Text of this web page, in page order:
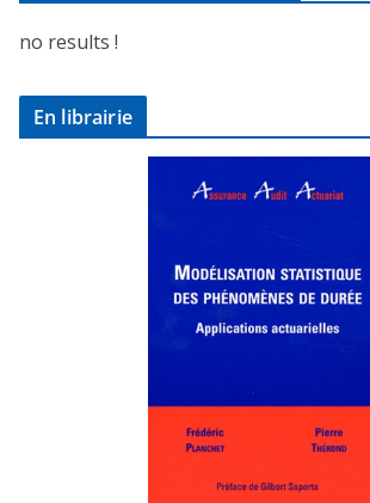
no results !
En librairie